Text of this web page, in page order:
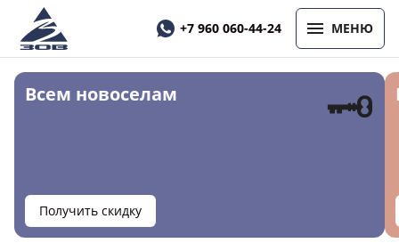
МЕНЮ
+7 960 060-44-24
Всем новоселам 🗝
Получить скидку